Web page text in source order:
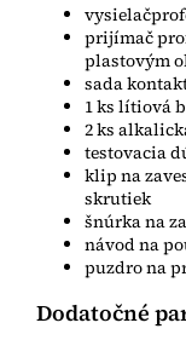
vysielač
prijímač
plastovým
sada
1 ks lítiová
2 ks
testovacia
klip na
skrutiek
šnúrka na
návod na
puzdro na
Dodatočné